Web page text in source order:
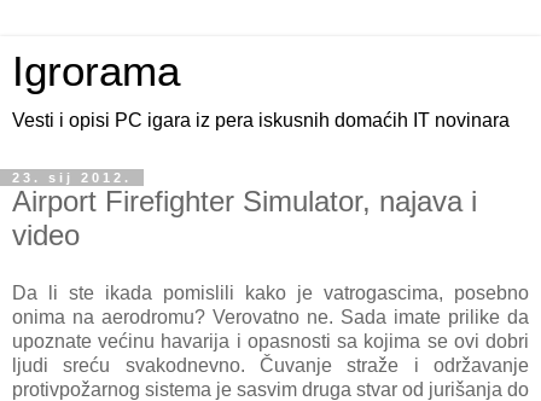
Igrorama
Vesti i opisi PC igara iz pera iskusnih domaćih IT novinara
23. sij 2012.
Airport Firefighter Simulator, najava i
video
Da li ste ikada pomislili kako je vatrogascima, posebno
onima na aerodromu? Verovatno ne. Sada imate prilike da
upoznate većinu havarija i opasnosti sa kojima se ovi dobri
ljudi sreću svakodnevno. Čuvanje straže i održavanje
protivpožarnog sistema je sasvim druga stvar od jurišanja do